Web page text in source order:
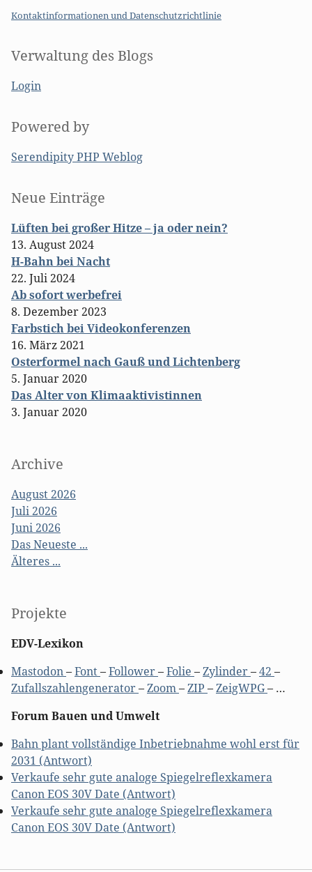
Kontaktinformationen und Datenschutzrichtlinie
Verwaltung des Blogs
Login
Powered by
Serendipity PHP Weblog
Seitenleiste
Neue Einträge
Lüften bei großer Hitze – ja oder nein?
13. August 2024
H-Bahn bei Nacht
22. Juli 2024
Ab sofort werbefrei
8. Dezember 2023
Farbstich bei Videokonferenzen
16. März 2021
Osterformel nach Gauß und Lichtenberg
5. Januar 2020
Das Alter von Klimaaktivistinnen
3. Januar 2020
Archive
August 2026
Juli 2026
Juni 2026
Das Neueste ...
Älteres ...
Projekte
EDV-Lexikon
Mastodon–Font–Follower–Folie –Zylinder–42 –
Zufallszahlengenerator–Zoom–ZIP –ZeigWPG– …
Forum Bauen und Umwelt
Bahn plant vollständige Inbetriebnahme wohl erst für
2031 (Antwort)
Verkaufe sehr gute analoge Spiegelreflexkamera
Canon EOS 30V Date (Antwort)
Verkaufe sehr gute analoge Spiegelreflexkamera
Canon EOS 30V Date (Antwort)